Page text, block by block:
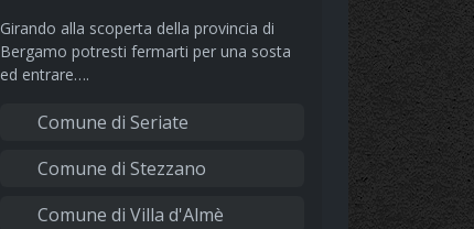
Girando alla scoperta della provincia di
Bergamo potresti fermarti per una sosta
ed entrare….
Comune di Seriate
Comune di Stezzano
Comune di Villa d'Almè